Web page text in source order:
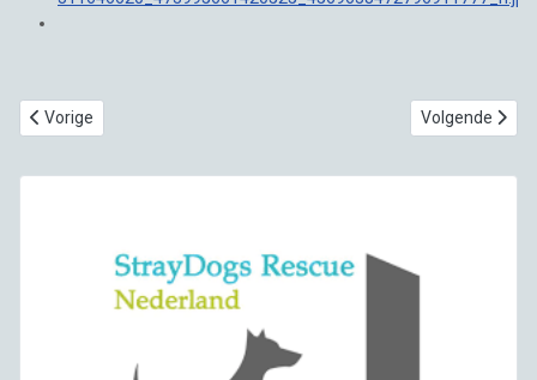
Vorig artikel: Welkom in Nederland 🥰!
Vorige Volgende
Volgende